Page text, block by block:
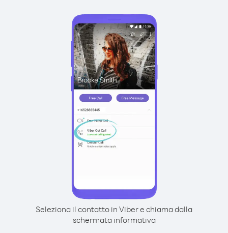
Seleziona il contatto in Viber e chiama dalla
schermata informativa